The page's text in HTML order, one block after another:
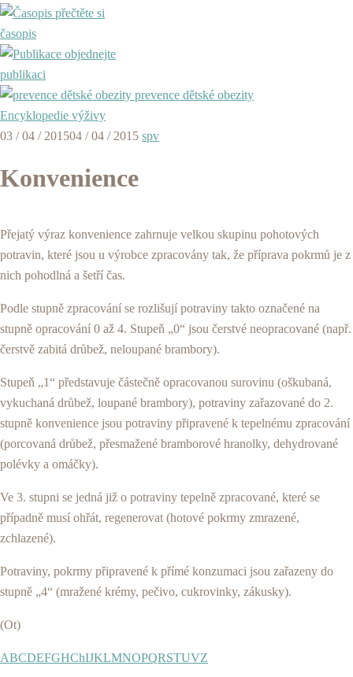
přečtěte si
časopis
objednejte
publikaci
prevence dětské obezity
Encyklopedie výživy
03 / 04 / 201504 / 04 / 2015 spv
Konvenience
Přejatý výraz konvenience zahrnuje velkou skupinu pohotových
potravin, které jsou u výrobce zpracovány tak, že příprava pokrmů je z
nich pohodlná a šetří čas.
Podle stupně zpracování se rozlišují potraviny takto označené na
stupně opracování 0 až 4. Stupeň „0“ jsou čerstvé neopracované (např.
čerstvě zabitá drůbež, neloupané brambory).
Stupeň „1“ představuje částečně opracovanou surovinu (oškubaná,
vykuchaná drůbež, loupané brambory), potraviny zařazované do 2.
stupně konvenience jsou potraviny připravené k tepelnému zpracování
(porcovaná drůbež, přesmažené bramborové hranolky, dehydrované
polévky a omáčky).
Ve 3. stupni se jedná již o potraviny tepelně zpracované, které se
případně musí ohřát, regenerovat (hotové pokrmy zmrazené,
zchlazené).
Potraviny, pokrmy připravené k přímé konzumaci jsou zařazeny do
stupně „4“ (mražené krémy, pečivo, cukrovinky, zákusky).
(Ot)
ABCDEFGHChIJKLMNOPQRSTUVZ